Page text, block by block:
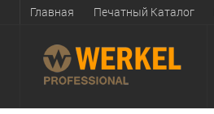
Главная Печатный Каталог